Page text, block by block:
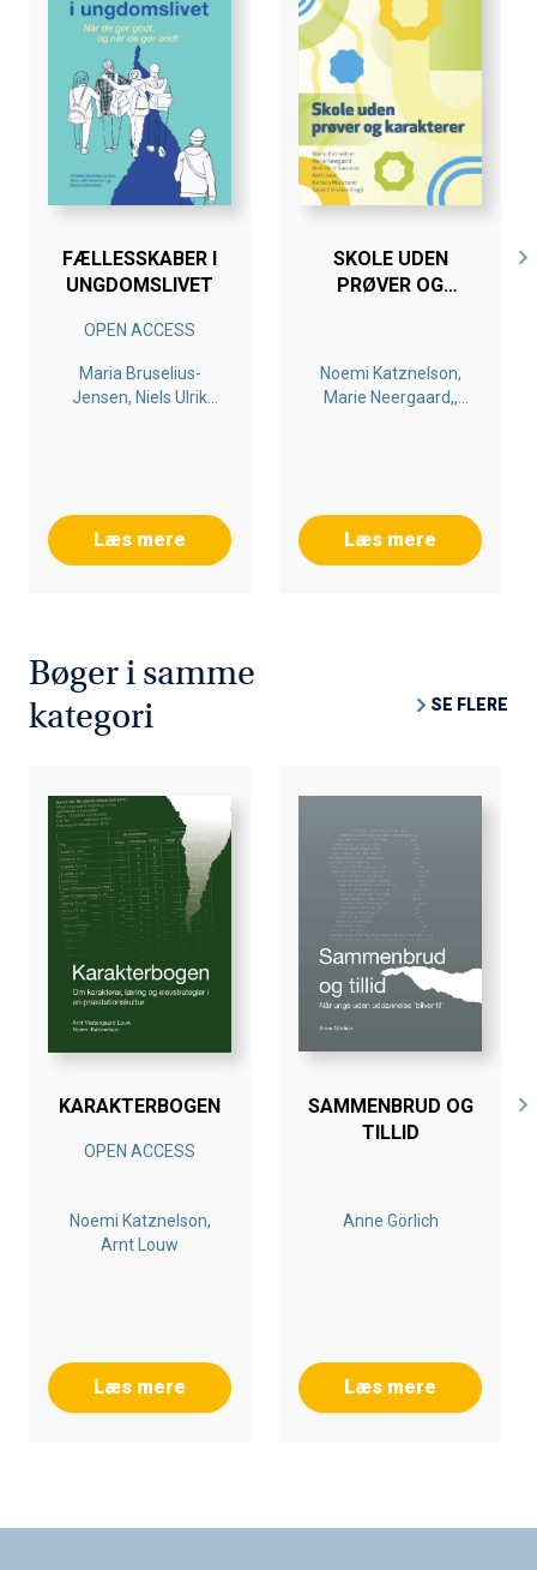
FÆLLESSKABER I
UNGDOMSLIVET
OPEN ACCESS
Maria Bruselius-
Jensen, Niels Ulrik
Læs mere
SKOLE UDEN
PRØVER OG
FEEDBACK PÅ FRI-
OG EFTERSKOLER,
Noemi Katznelson,
Marie Neergaard,,
Læs mere
Bøger i samme
kategori
SE FLERE
KARAKTERBOGEN
OPEN ACCESS
Noemi Katznelson,
Arnt Louw
Læs mere
SAMMENBRUD OG
TILLID
Anne Görlich
Læs mere